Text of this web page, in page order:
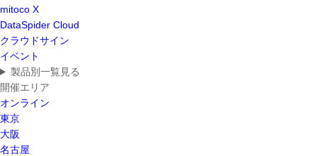
mitoco X
DataSpider Cloud
クラウドサイン
イベント
製品別一覧見る
開催エリア
オンライン
東京
大阪
名古屋